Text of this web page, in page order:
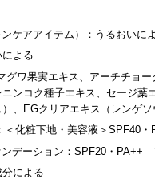
ケアアイテム）：うるおいに
よる
グワ果実エキス、アーチチョ
ンコク種子エキス、セージ
、EGクリアエキス（レンゲソ
＜化粧下地・美容液＞SPF40
デーション：SPF20・PA++
による